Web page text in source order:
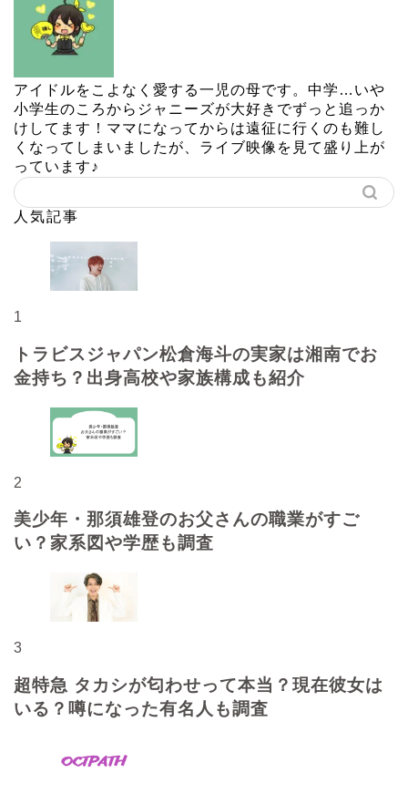
アイドルをこよなく愛する一児の母です。中学…いや
小学生のころからジャニーズが大好きでずっと追っか
けしてます！ママになってからは遠征に行くのも難し
くなってしまいましたが、ライブ映像を見て盛り上が
っています♪
人気記事
1
トラビスジャパン松倉海斗の実家は湘南でお
金持ち？出身高校や家族構成も紹介
2
美少年・那須雄登のお父さんの職業がすご
い？家系図や学歴も調査
3
超特急 タカシが匂わせって本当？現在彼女は
いる？噂になった有名人も調査